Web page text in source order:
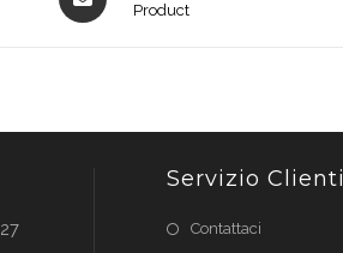
in
Product
Servizio Clienti
Contattaci